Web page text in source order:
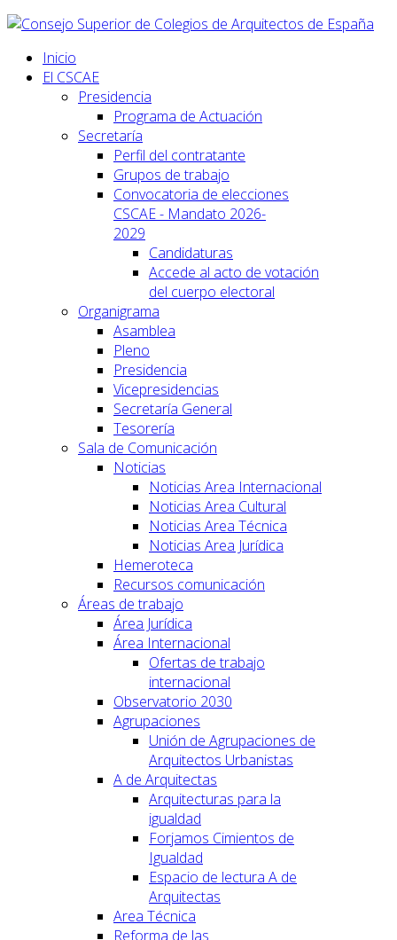
Inicio
El CSCAE
Presidencia
Programa de Actuación
Secretaría
Perfil del contratante
Grupos de trabajo
Convocatoria de elecciones
CSCAE - Mandato 2026-
2029
Candidaturas
Accede al acto de votación
del cuerpo electoral
Organigrama
Asamblea
Pleno
Presidencia
Vicepresidencias
Secretaría General
Tesorería
Sala de Comunicación
Noticias
Noticias Area Internacional
Noticias Area Cultural
Noticias Area Técnica
Noticias Area Jurídica
Hemeroteca
Recursos comunicación
Áreas de trabajo
Área Jurídica
Área Internacional
Ofertas de trabajo
internacional
Observatorio 2030
Agrupaciones
Unión de Agrupaciones de
Arquitectos Urbanistas
A de Arquitectas
Arquitecturas para la
igualdad
Forjamos Cimientos de
Igualdad
Espacio de lectura A de
Arquitectas
Area Técnica
Reforma de las